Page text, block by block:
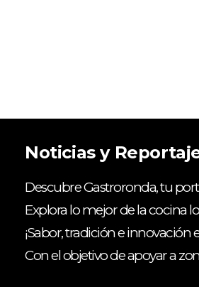
Noticias y
Descubre Gastroronda, tu
Explora lo mejor de la cocina
¡Sabor, tradición e innovación
Con el objetivo de apoyar a